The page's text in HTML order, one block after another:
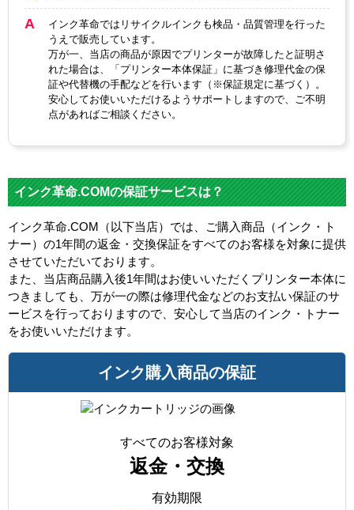
インク革命ではリサイクルインクも検品・品質管理を行った
うえで販売しています。
万が一、当店の商品が原因でプリンターが故障したと証明さ
れた場合は、「プリンター本体保証」に基づき修理代金の保
証や代替機の手配などを行います（※保証規定に基づく）。
安心してお使いいただけるようサポートしますので、ご不明
点があればご相談ください。
インク革命.COMの保証サービスは？
インク革命.COM（以下当店）では、ご購入商品（インク・ト
ナー）の1年間の返金・交換保証をすべてのお客様を対象に提供
させていただいております。
また、当店商品購入後1年間はお使いいただくプリンター本体に
つきましても、万が一の際は修理代金などのお支払い保証のサ
ービスを行っておりますので、安心して当店のインク・トナー
をお使いいただけます。
インク購入商品の保証
すべてのお客様対象
返金・交換
有効期限